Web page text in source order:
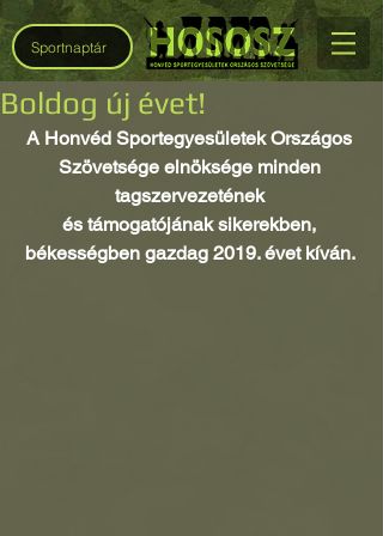
Sportnaptár
Boldog új évet!
A Honvéd Sportegyesületek Országos
Szövetsége elnöksége minden
tagszervezetének
és támogatójának sikerekben,
békességben gazdag 2019. évet kíván.